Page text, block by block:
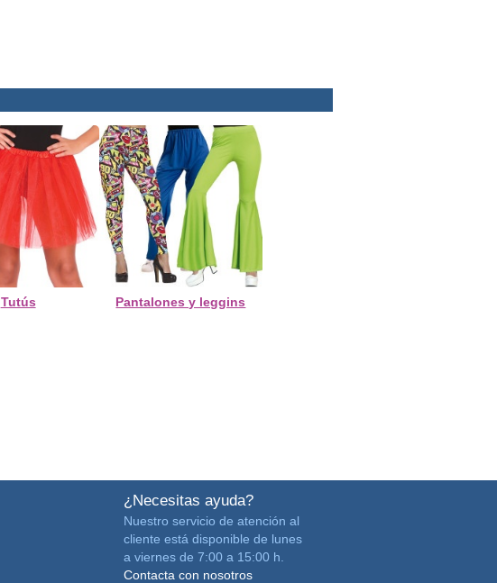
Tutús Pantalones y leggins
¿Necesitas ayuda?
Nuestro servicio de atención al
cliente está disponible de lunes
a viernes de 7:00 a 15:00 h.
Contacta con nosotros